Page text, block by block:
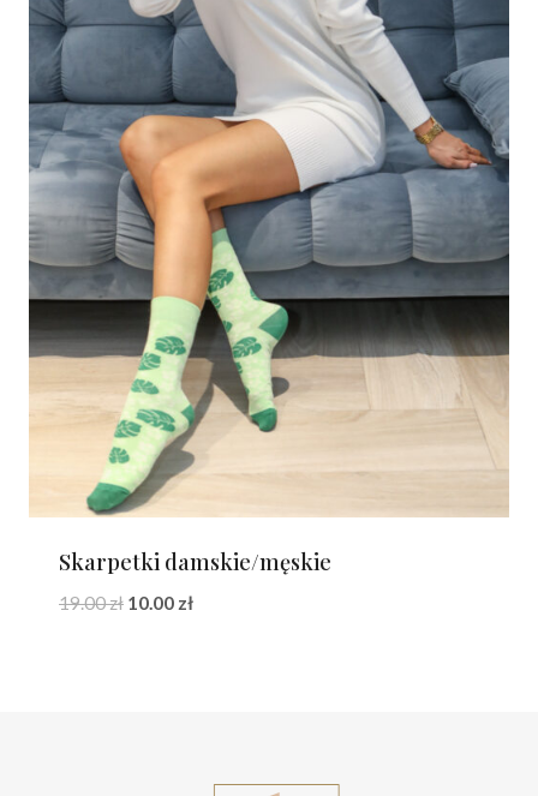
Skarpetki damskie/męskie
19.00zł Pierwotna
10.00 złAktualna